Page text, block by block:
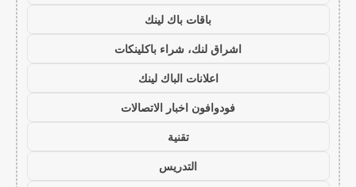
باقات باك لينك
اشراق لنك، شراء باكلينكات
اعلانات الباك لينك
فودوافون اخبار الاتصالات
تقنية
التدريس